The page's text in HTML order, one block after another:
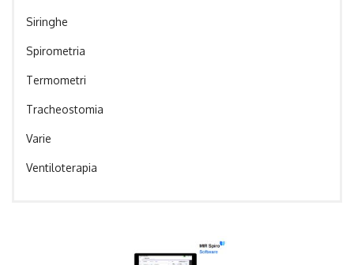
Siringhe
Spirometria
Termometri
Tracheostomia
Varie
Ventiloterapia